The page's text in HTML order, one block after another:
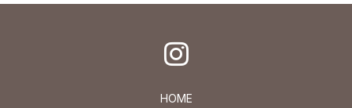
HOME